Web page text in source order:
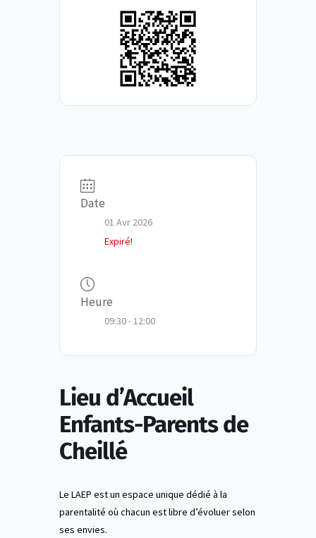
Date
01 Avr 2026
Expiré!
Heure
09:30 - 12:00
Lieu d’Accueil
Enfants-Parents de
Cheillé
Le LAEP est un espace unique dédié à la
parentalité où chacun est libre d’évoluer selon
ses envies.